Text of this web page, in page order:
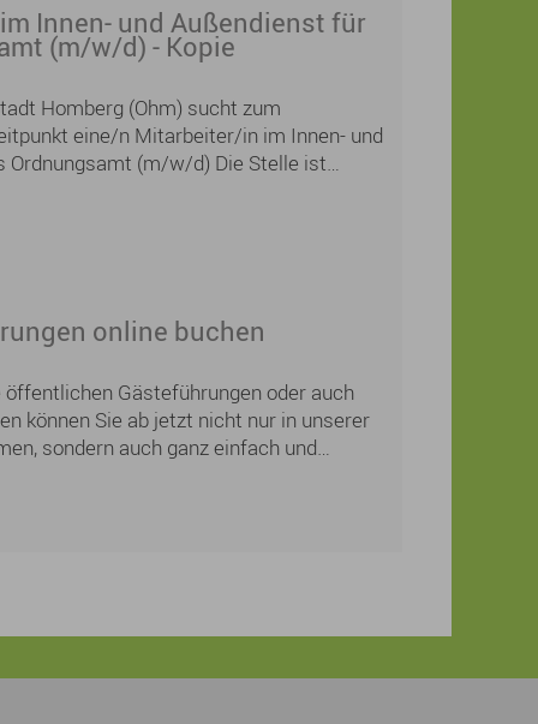
Innen- und Außendienst für
(m/w/d) - Kopie
Homberg (Ohm) sucht zum
eine/n Mitarbeiter/in im Innen- und
Ordnungsamt (m/w/d) Die Stelle ist
Mutterschutz- und Elternzeitvertretung,
Arbeitszeit beträgt 20 Stunden. Die
teilbar (z.B. nach Innen- oder
online buchen
Gästeführungen oder auch
können Sie ab jetzt nicht nur in unserer
sondern auch ganz einfach und
städtischen Homepage buchen. Sie
für Ihre Lieben?
gemeinsame Zeit und ein